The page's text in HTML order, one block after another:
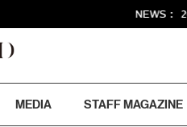
NEWS : 2026-
MEDIA STAFF MAGAZINE